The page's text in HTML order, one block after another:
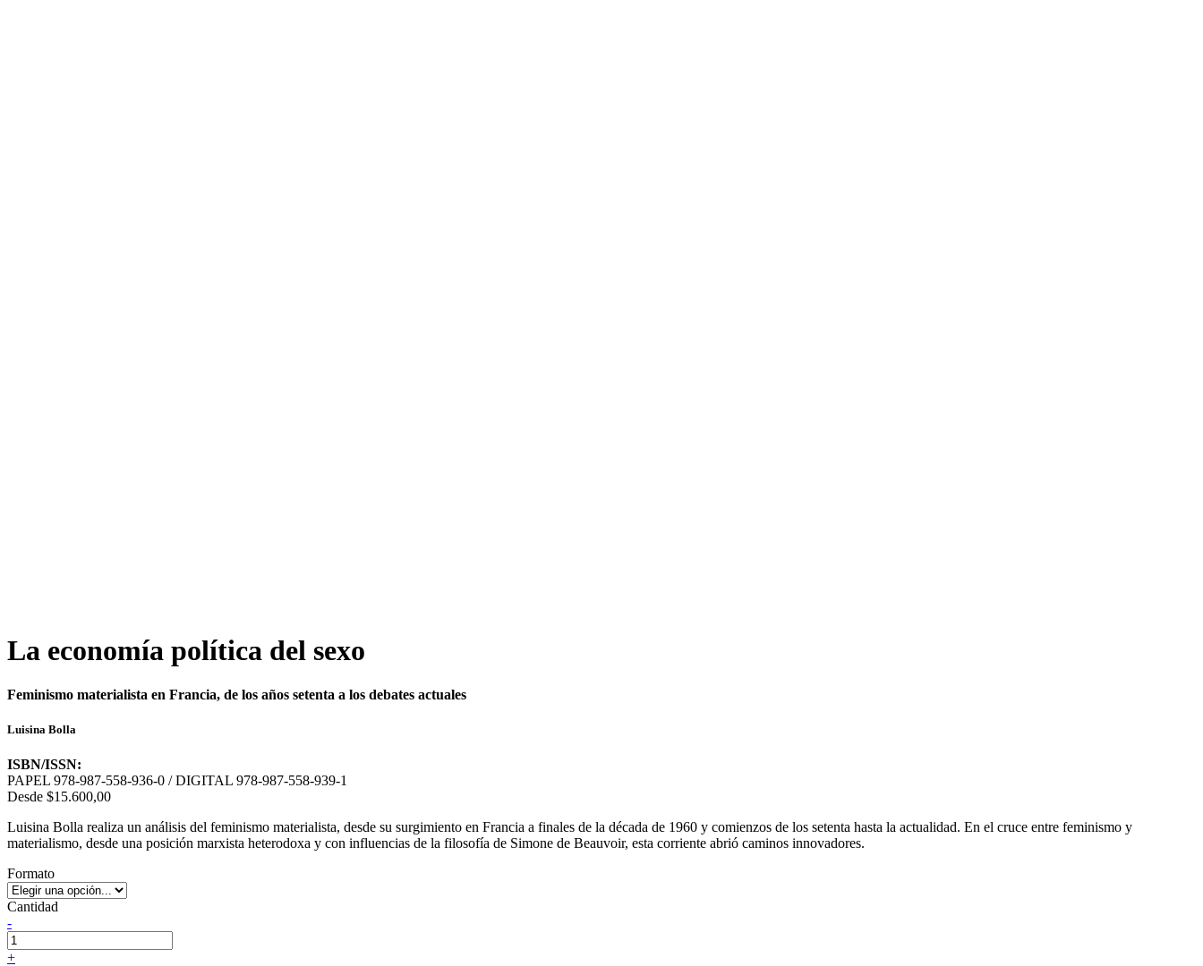
La economía política del sexo
Feminismo materialista en Francia, de los años setenta a los debates actuales
Luisina Bolla
ISBN/ISSN:
PAPEL 978-987-558-936-0 / DIGITAL 978-987-558-939-1
Desde $15.600,00
Luisina Bolla realiza un análisis del feminismo materialista, desde su surgimiento en Francia a finales de la década de 1960 y comienzos de los setenta hasta la actualidad. En el cruce entre feminismo y
materialismo, desde una posición marxista heterodoxa y con influencias de la filosofía de Simone de Beauvoir, esta corriente abrió caminos innovadores.
Formato
Cantidad
-
+